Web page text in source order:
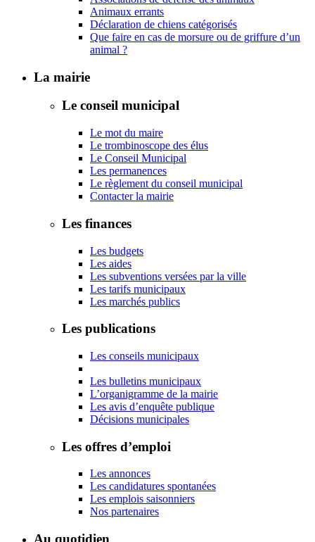
Animaux errants
Déclaration de chiens catégorisés
Que faire en cas de morsure ou de griffure d’un
animal ?
La mairie
Le conseil municipal
Le mot du maire
Le trombinoscope des élus
Le Conseil Municipal
Les permanences
Le règlement du conseil municipal
Contacter la mairie
Les finances
Les budgets
Les aides
Les subventions versées par la ville
Les tarifs municipaux
Les marchés publics
Les publications
Les conseils municipaux
Les bulletins municipaux
L’organigramme de la mairie
Les avis d’enquête publique
Décisions municipales
Les offres d’emploi
Les annonces
Les candidatures spontanées
Les emplois saisonniers
Nos partenaires
Au quotidien